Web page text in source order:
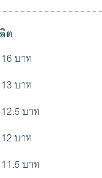
ต
บาท
บาท
บาท
บาท
บาท